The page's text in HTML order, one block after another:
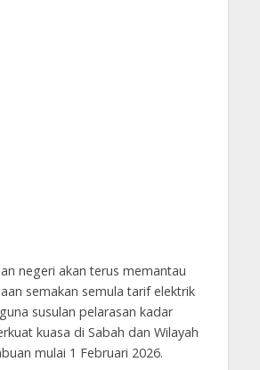
negeri akan terus memantau
semakan semula tarif elektrik
susulan pelarasan kadar
kuasa di Sabah dan Wilayah
mulai 1 Februari 2026.